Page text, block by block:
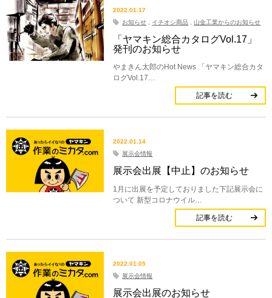
2022.01.17
お知らせ
イチオシ商品 ,山金工業からのお知らせ
「ヤマキン総合カタログVol.17」
発刊のお知らせ
やまきん太郎のHot News 「ヤマキン総合カタ
ログVol.17…
記事を読む
2022.01.14
展示会情報
展示会出展【中止】のお知らせ
1月に出展を予定しておりました下記展示会に
ついて 新型コロナウイル…
記事を読む
2022.01.05
展示会情報
展示会出展のお知らせ